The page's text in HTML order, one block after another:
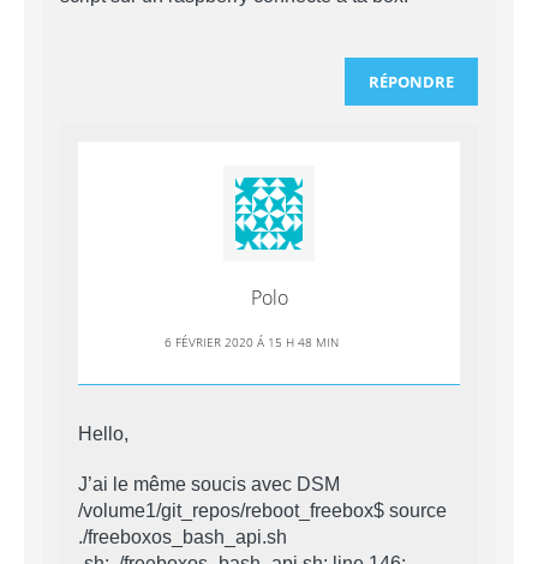
RÉPONDRE
Polo
6 FÉVRIER 2020 Á 15 H 48 MIN
Hello,
J’ai le même soucis avec DSM
/volume1/git_repos/reboot_freebox$ source
./freeboxos_bash_api.sh